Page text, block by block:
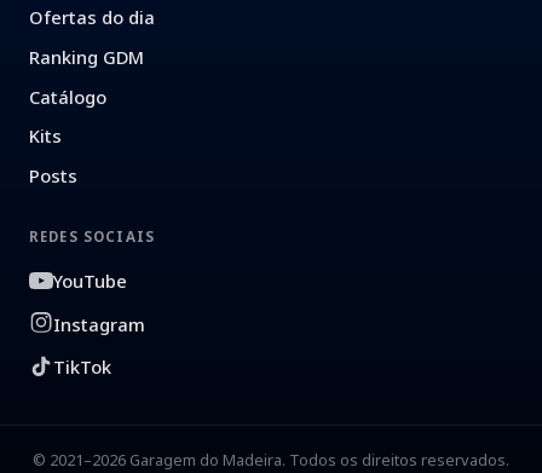
Ofertas do dia
Ranking GDM
Catálogo
Kits
Posts
REDES SOCIAIS
YouTube
Instagram
TikTok
© 2021–2026 Garagem do Madeira. Todos os direitos reservados.